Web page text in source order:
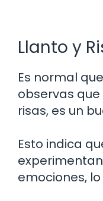
Llanto y
Es normal
observas
risas, es un
Esto indica
emociones,